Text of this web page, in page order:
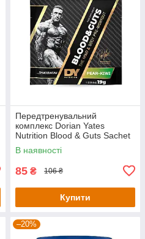
Передтренувальний
комплекс Dorian Yates
Nutrition Blood & Guts Sachet
— 19 g (Pear Kiwi)
В наявності
85 ₴ 106 ₴
Купити
–20%